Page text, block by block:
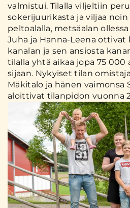
valmistui. Tilalla viljeltiin
sokerijuurikasta ja viljaa
peltoalalla, metsäalan
Juha ja Hanna-Leena
kanalan ja sen ansiosta
tilalla yhtä aikaa jopa 75 000
sijaan. Nykyiset tilan
Mäkitalo ja hänen vaimonsa
aloittivat tilanpidon vuonna